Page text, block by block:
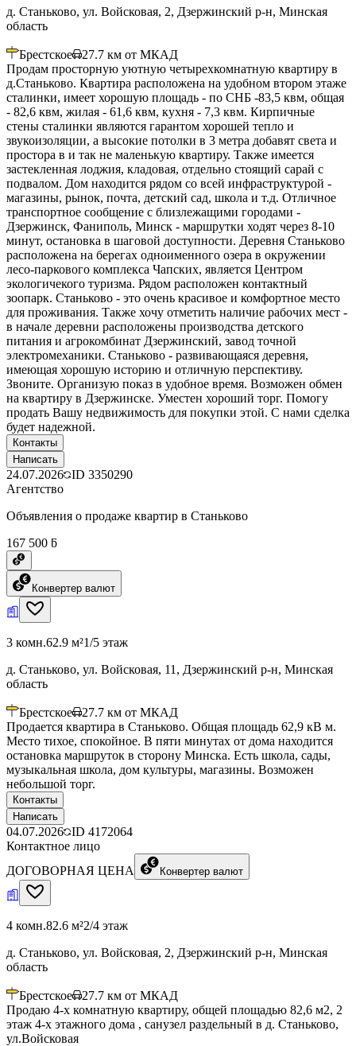
д. Станьково, ул. Войсковая, 2, Дзержинский р-н, Минская
область
Брестское 27.7 км от МКАД
Продам просторную уютную четырехкомнатную квартиру в
д.Станьково. Квартира расположена на удобном втором этаже
сталинки, имеет хорошую площадь - по СНБ -83,5 квм, общая
- 82,6 квм, жилая - 61,6 квм, кухня - 7,3 квм. Кирпичные
стены сталинки являются гарантом хорошей тепло и
звукоизоляции, а высокие потолки в 3 метра добавят света и
простора в и так не маленькую квартиру. Также имеется
застекленная лоджия, кладовая, отдельно стоящий сарай с
подвалом. Дом находится рядом со всей инфраструктурой -
магазины, рынок, почта, детский сад, школа и т.д. Отличное
транспортное сообщение с близлежащими городами -
Дзержинск, Фаниполь, Минск - маршрутки ходят через 8-10
минут, остановка в шаговой доступности. Деревня Станьково
расположена на берегах одноименного озера в окружении
лесо-паркового комплекса Чапских, является Центром
экологичекого туризма. Рядом расположен контактный
зоопарк. Станьково - это очень красивое и комфортное место
для проживания. Также хочу отметить наличие рабочих мест -
в начале деревни расположены производства детского
питания и агрокомбинат Дзержинский, завод точной
электромеханики. Станьково - развивающаяся деревня,
имеющая хорошую историю и отличную перспективу.
Звоните. Организую показ в удобное время. Возможен обмен
на квартиру в Дзержинске. Уместен хороший торг. Помогу
продать Вашу недвижимость для покупки этой. С нами сделка
будет надежной.
Контакты
Написать
24.07.2026 ID 3350290
Агентство
Объявления о продаже квартир в Станьково
167 500 ƃ
Конвертер валют
3 комн.62.9 м²1/5 этаж
д. Станьково, ул. Войсковая, 11, Дзержинский р-н, Минская
область
Брестское 27.7 км от МКАД
Продается квартира в Станьково. Общая площадь 62,9 кВ м.
Место тихое, спокойное. В пяти минутах от дома находится
остановка маршруток в сторону Минска. Есть школа, сады,
музыкальная школа, дом культуры, магазины. Возможен
небольшой торг.
Контакты
Написать
04.07.2026 ID 4172064
Контактное лицо
ДОГОВОРНАЯ ЦЕНА
Конвертер валют
4 комн.82.6 м²2/4 этаж
д. Станьково, ул. Войсковая, 2, Дзержинский р-н, Минская
область
Брестское 27.7 км от МКАД
Продаю 4-х комнатную квартиру, общей площадью 82,6 м2, 2
этаж 4-х этажного дома , санузел раздельный в д. Станьково,
ул.Войсковая